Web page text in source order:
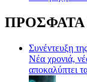
ΠΡΟΣΦΑΤΑ
Συνέντευξη
Νέα χρονιά,
αποκαλύπτει